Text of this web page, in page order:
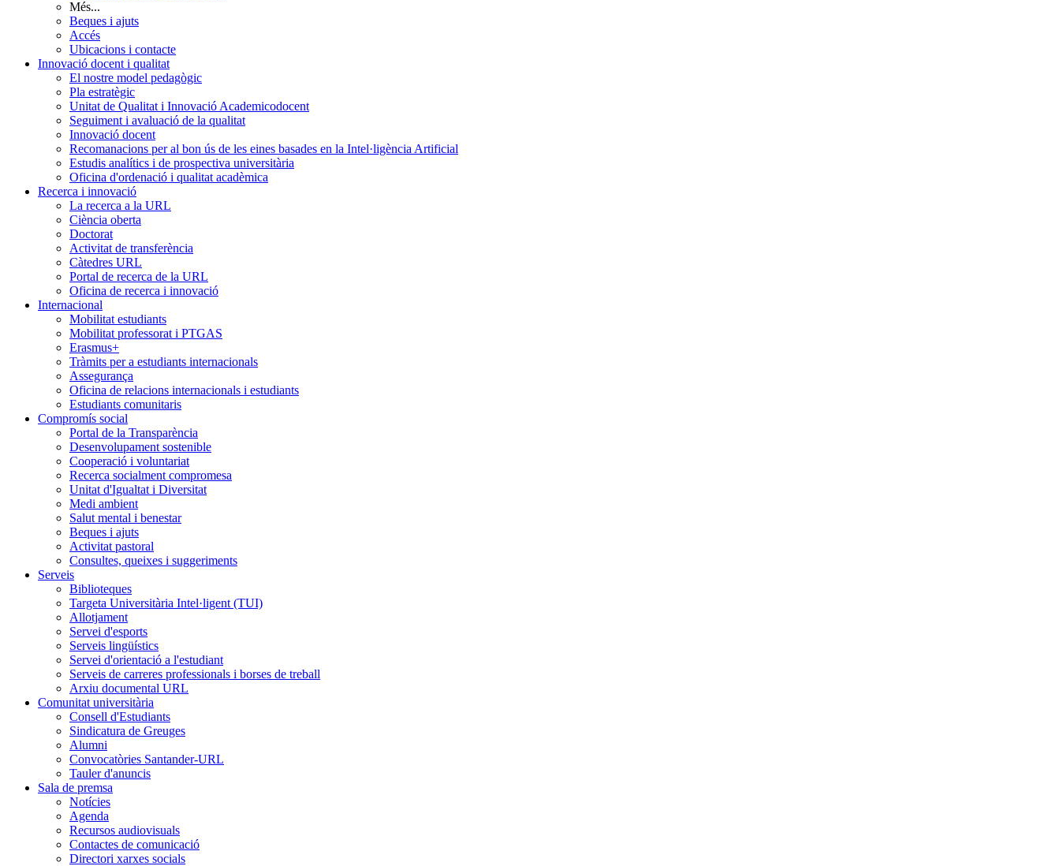
Més...
Beques i ajuts
Accés
Ubicacions i contacte
Innovació docent i qualitat
El nostre model pedagògic
Pla estratègic
Unitat de Qualitat i Innovació Academicodocent
Seguiment i avaluació de la qualitat
Innovació docent
Recomanacions per al bon ús de les eines basades en la Intel·ligència Artificial
Estudis analítics i de prospectiva universitària
Oficina d'ordenació i qualitat acadèmica
Recerca i innovació
La recerca a la URL
Ciència oberta
Doctorat
Activitat de transferència
Càtedres URL
Portal de recerca de la URL
Oficina de recerca i innovació
Internacional
Mobilitat estudiants
Mobilitat professorat i PTGAS
Erasmus+
Tràmits per a estudiants internacionals
Assegurança
Oficina de relacions internacionals i estudiants
Estudiants comunitaris
Compromís social
Portal de la Transparència
Desenvolupament sostenible
Cooperació i voluntariat
Recerca socialment compromesa
Unitat d'Igualtat i Diversitat
Medi ambient
Salut mental i benestar
Beques i ajuts
Activitat pastoral
Consultes, queixes i suggeriments
Serveis
Biblioteques
Targeta Universitària Intel·ligent (TUI)
Allotjament
Servei d'esports
Serveis lingüístics
Servei d'orientació a l'estudiant
Serveis de carreres professionals i borses de treball
Arxiu documental URL
Comunitat universitària
Consell d'Estudiants
Sindicatura de Greuges
Alumni
Convocatòries Santander-URL
Tauler d'anuncis
Sala de premsa
Notícies
Agenda
Recursos audiovisuals
Contactes de comunicació
Directori xarxes socials